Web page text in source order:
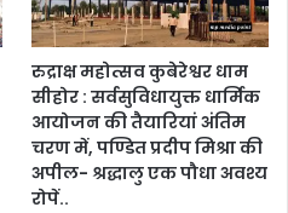
रुद्राक्ष महोत्सव कुबेरेश्वर धाम
सीहोर : सर्वसुविधायुक्त धार्मिक
आयोजन की तैयारियां अंतिम
चरण में, पण्डित प्रदीप मिश्रा की
अपील- श्रद्धालु एक पौधा अवश्य
रोपें..